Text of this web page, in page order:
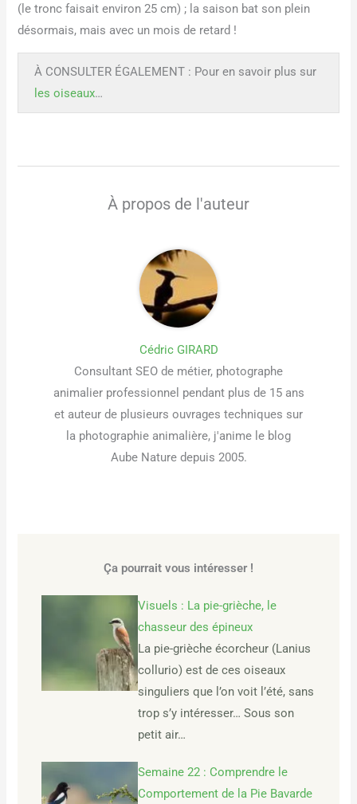
(le tronc faisait environ 25 cm) ; la saison bat son plein
désormais, mais avec un mois de retard !
À CONSULTER ÉGALEMENT : Pour en savoir plus sur
les oiseaux…
À propos de l'auteur
Cédric GIRARD
Consultant SEO de métier, photographe
animalier professionnel pendant plus de 15 ans
et auteur de plusieurs ouvrages techniques sur
la photographie animalière, j'anime le blog
Aube Nature depuis 2005.
Ça pourrait vous intéresser !
Visuels : La pie-grièche, le
chasseur des épineux
La pie-grièche écorcheur (Lanius
collurio) est de ces oiseaux
singuliers que l’on voit l’été, sans
trop s’y intéresser… Sous son
petit air…
Semaine 22 : Comprendre le
Comportement de la Pie Bavarde